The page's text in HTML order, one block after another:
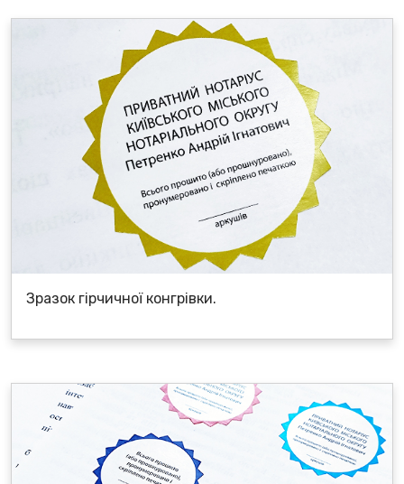
Зразок гірчичної конгрівки.